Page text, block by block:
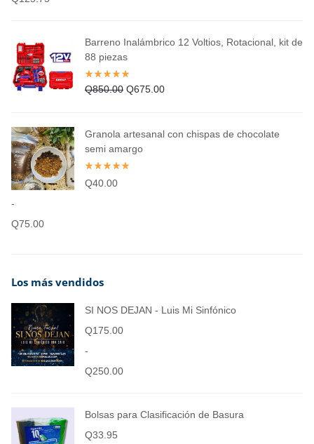
Barreno Inalámbrico 12 Voltios, Rotacional, kit de
88 piezas
Q850.00 Q675.00
Granola artesanal con chispas de chocolate
semi amargo
Q40.00
-
Q75.00
Los más vendidos
SI NOS DEJAN - Luis Mi Sinfónico
Q175.00
-
Q250.00
Bolsas para Clasificación de Basura
Q33.95